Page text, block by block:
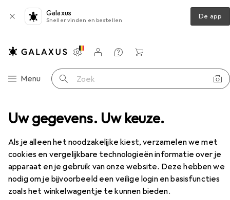
Uw gegevens. Uw keuze.
Als je alleen het noodzakelijke kiest, verzamelen we met
cookies en vergelijkbare technologieën informatie over je
apparaat en je gebruik van onze website. Deze hebben we
nodig om je bijvoorbeeld een veilige login en basisfuncties
zoals het winkelwagentje te kunnen bieden.
Galaxus
Sneller vinden en bestellen De app
Categorie navigatie
Menu Zoek op
Instellingen
Klantenaccount
Produktvergelijking
Verlanglijstje
Winkelmandje
Schoenenkasten Relaxdays Schoenenrek
EUR
29,88
RelaxdaysSchoenenrek